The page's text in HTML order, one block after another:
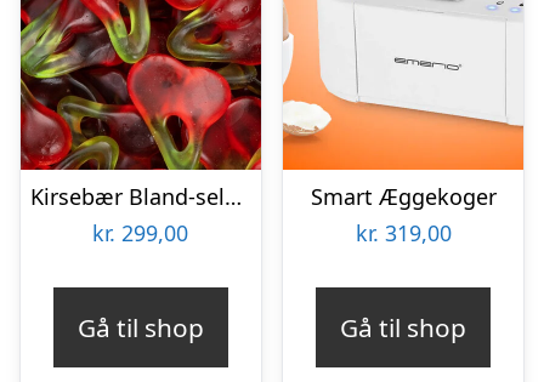
Kirsebær Bland-selv slik i kasser 2,4 kg
kr. 299,00
Gå til shop
Smart Æggekoger
kr. 319,00
Gå til shop